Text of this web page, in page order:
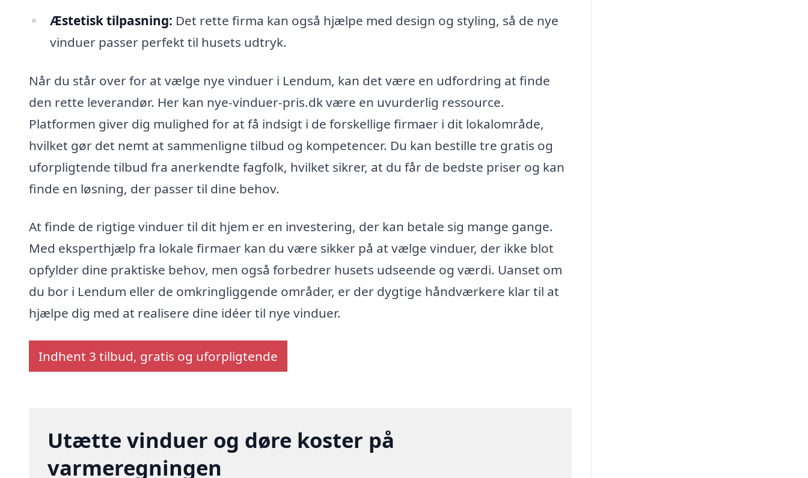
Æstetisk tilpasning: Det rette firma kan også hjælpe med design og styling, så de nye
vinduer passer perfekt til husets udtryk.
Når du står over for at vælge nye vinduer i Lendum, kan det være en udfordring at finde
den rette leverandør. Her kan nye-vinduer-pris.dk være en uvurderlig ressource.
Platformen giver dig mulighed for at få indsigt i de forskellige firmaer i dit lokalområde,
hvilket gør det nemt at sammenligne tilbud og kompetencer. Du kan bestille tre gratis og
uforpligtende tilbud fra anerkendte fagfolk, hvilket sikrer, at du får de bedste priser og kan
finde en løsning, der passer til dine behov.
At finde de rigtige vinduer til dit hjem er en investering, der kan betale sig mange gange.
Med eksperthjælp fra lokale firmaer kan du være sikker på at vælge vinduer, der ikke blot
opfylder dine praktiske behov, men også forbedrer husets udseende og værdi. Uanset om
du bor i Lendum eller de omkringliggende områder, er der dygtige håndværkere klar til at
hjælpe dig med at realisere dine idéer til nye vinduer.
Indhent 3 tilbud, gratis og uforpligtende
Utætte vinduer og døre koster på
varmeregningen